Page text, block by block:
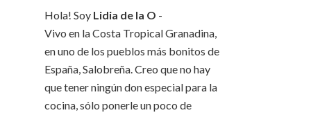
Hola! Soy Lidia de la O -
Vivo en la Costa Tropical Granadina,
en uno de los pueblos más bonitos de
España, Salobreña. Creo que no hay
que tener ningún don especial para la
cocina, sólo ponerle un poco de